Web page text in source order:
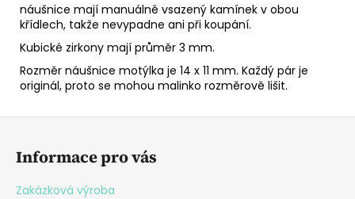
náušnice mají manuálně vsazený kamínek v obou
křídlech, takže nevypadne ani při koupání.
Kubické zirkony mají průměr 3 mm.
Rozměr náušnice motýlka je 14 x 11 mm. Každý pár je
originál, proto se mohou malinko rozměrově lišit.
Z
Informace pro vás
Zakázková výroba